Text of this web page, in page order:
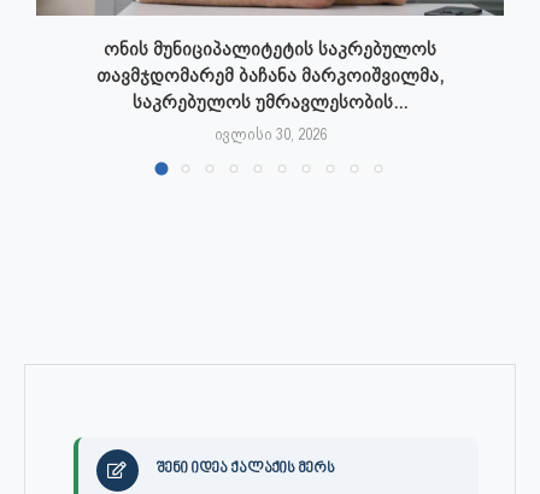
ონის მუნიციპალიტეტის საკრებულოს
თავმჯდომარემ ბაჩანა მარკოიშვილმა,
საკრებულოს უმრავლესობის...
ივლისი 30, 2026
შენი იდეა ქალაქის მერს